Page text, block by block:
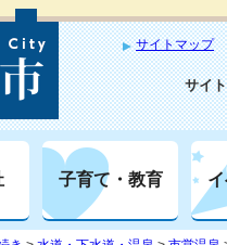
サイトマップ
サイ
子育て・教育